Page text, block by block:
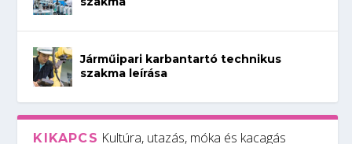
Járműipari karbantartó technikus
szakma leírása
KIKAPCS Kultúra, utazás, móka és kacagás